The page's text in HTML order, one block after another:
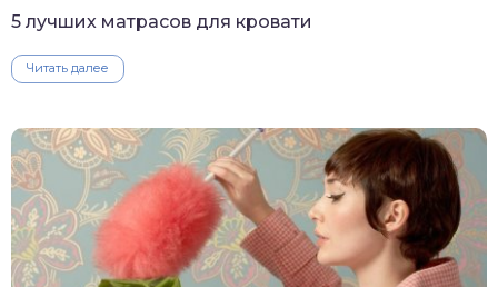
5 лучших матрасов для кровати
Читать далее